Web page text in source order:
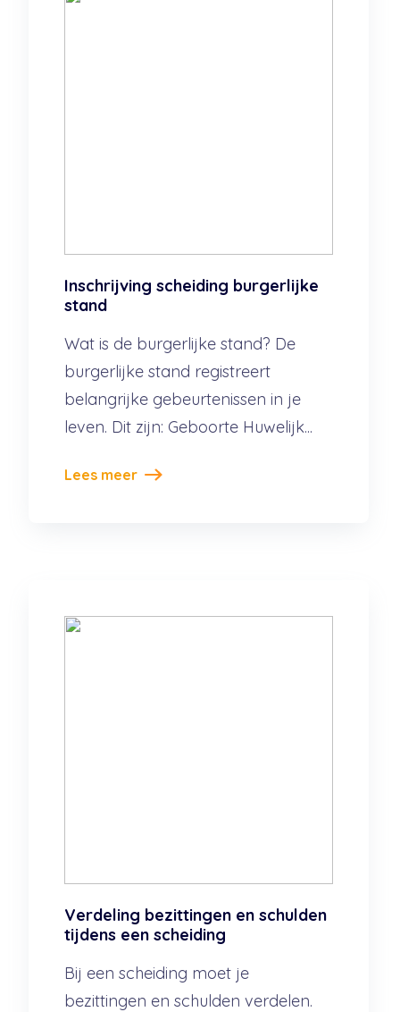
Inschrijving scheiding burgerlijke
stand
Wat is de burgerlijke stand? De
burgerlijke stand registreert
belangrijke gebeurtenissen in je
leven. Dit zijn: Geboorte Huwelijk...
Lees meer
Verdeling bezittingen en schulden
tijdens een scheiding
Bij een scheiding moet je
bezittingen en schulden verdelen.